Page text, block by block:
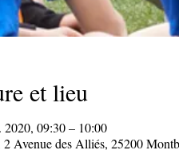
et lieu
2020, 09:30 – 10:00
Avenue des Alliés, 25200